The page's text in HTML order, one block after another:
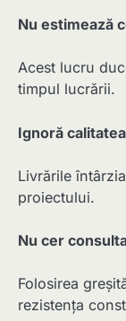
Nu estimează
Acest lucru
timpul lucrării.
Ignoră
Livrările
proiectului.
Nu cer
Folosirea
rezistența